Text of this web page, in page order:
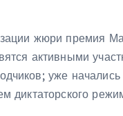
жюри премия
активными
уже
диктаторского